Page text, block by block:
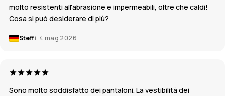
molto resistenti all'abrasione e impermeabili, oltre che caldi!
Cosa si può desiderare di più?
Steffi 4 mag 2026
Sono molto soddisfatto dei pantaloni. La vestibilità dei